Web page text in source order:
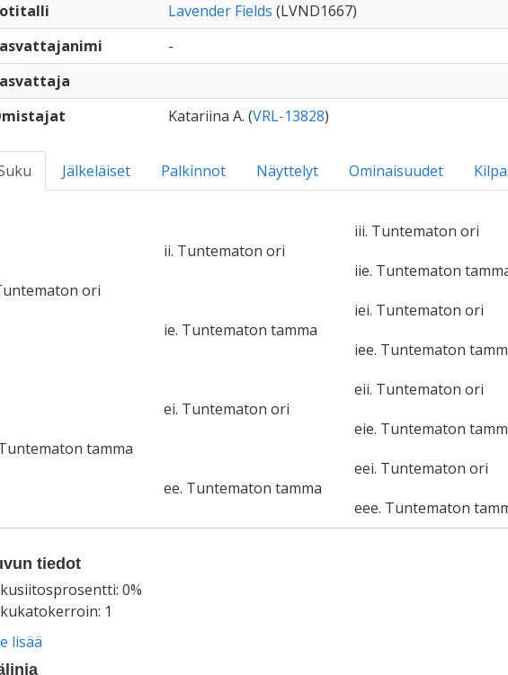
Lavender Fields (LVND1667)
-
Katariina A. (VRL-13828)
Jälkeläiset Palkinnot Näyttelyt Ominaisuudet
ori
ii. Tuntematon ori
iii. Tuntematon ori
iie. Tuntematon
ie. Tuntematon tamma
iei. Tuntematon ori
iee. Tuntematon
tamma
ei. Tuntematon ori
eii. Tuntematon ori
eie. Tuntematon
ee. Tuntematon tamma
eei. Tuntematon ori
eee. Tuntematon
tiedot
0%
1
lisää